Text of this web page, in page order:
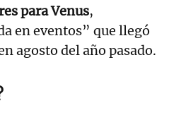
para Venus,
en eventos” que llegó
agosto del año pasado.